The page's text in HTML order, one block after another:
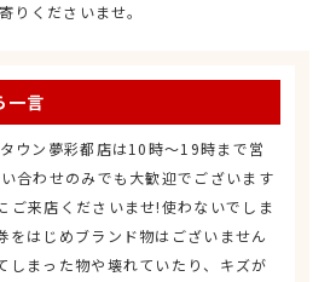
りくださいませ。
一言
ウン夢彩都店は10時～19時まで営
合わせのみでも大歓迎でございます
ご来店くださいませ!使わないでしま
をはじめブランド物はございません
しまった物や壊れていたり、キズが